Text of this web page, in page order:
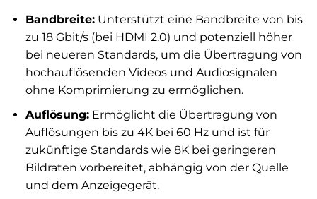
Bandbreite:Unterstützt eine Bandbreite von bis
zu 18 Gbit/s (bei HDMI 2.0) und potenziell höher
bei neueren Standards, um die Übertragung von
hochauflösenden Videos und Audiosignalen
ohne Komprimierung zu ermöglichen.
Auflösung:Ermöglicht die Übertragung von
Auflösungen bis zu 4K bei 60 Hz und ist für
zukünftige Standards wie 8K bei geringeren
Bildraten vorbereitet, abhängig von der Quelle
und dem Anzeigegerät.